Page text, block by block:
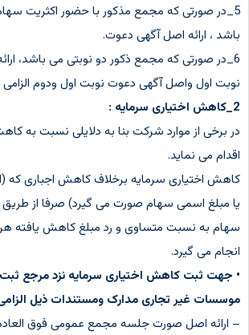
5_در صورتی که مجمع مذکور با حضور اکثریت
باشد ، ارائه اصل آگهی دعوت.
6_در صورتی که مجمع ذکور دو نوبتی می باشد،
نوبت اول واصل آگهی دعوت نوبت اول ودوم
2_کاهش اختیاری سرمایه :
در برخی از موارد شرکت بنا به دلایلی نسبت به
اقدام می نماید.
کاهش اختیاری سرمایه برخلاف کاهش اجباری که
یا مبلغ اسمی سهام صورت می گیرد) صرفا از
سهام به نسبت متساوی و رد مبلغ کاهش یافته
انجام می گیرد.
• جهت ثبت کاهش اختیاری سرمایه نزد مرجع
موسسات غیر تجاری مدارک ومستندات ذیل
– ارائه اصل صورت جلسه مجمع عمومی فوق